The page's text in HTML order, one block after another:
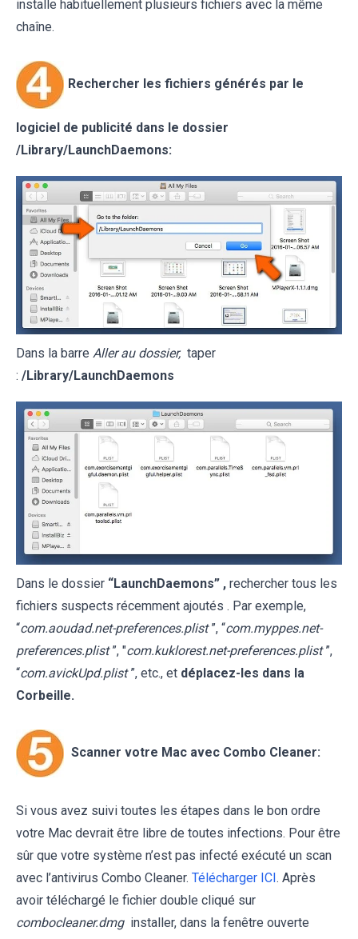
installe habituellement plusieurs fichiers avec la même
chaîne.
Rechercher les fichiers générés par le
logiciel de publicité dans le dossier
/Library/LaunchDaemons:
Dans la barre Aller au dossier, taper
: /Library/LaunchDaemons
Dans le dossier “LaunchDaemons” , rechercher tous les
fichiers suspects récemment ajoutés . Par exemple,
“com.aoudad.net-preferences.plist ”, “com.myppes.net-
preferences.plist ”, "com.kuklorest.net-preferences.plist ”,
“com.avickUpd.plist ”, etc., et déplacez-les dans la
Corbeille.
Scanner votre Mac avec Combo Cleaner:
Si vous avez suivi toutes les étapes dans le bon ordre
votre Mac devrait être libre de toutes infections. Pour être
sûr que votre système n’est pas infecté exécuté un scan
avec l’antivirus Combo Cleaner. Télécharger ICI. Après
avoir téléchargé le fichier double cliqué sur
combocleaner.dmg installer, dans la fenêtre ouverte